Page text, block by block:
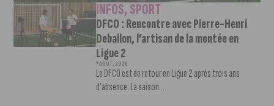
INFOS,SPORT
DFCO : Rencontre avec Pierre-Henri
Deballon, l’artisan de la montée en
Ligue 2
7 AOÛT, 2026
Le DFCO est de retour en Ligue 2 après trois ans
d’absence. La saison...